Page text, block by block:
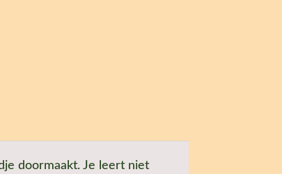
doormaakt. Je leert niet